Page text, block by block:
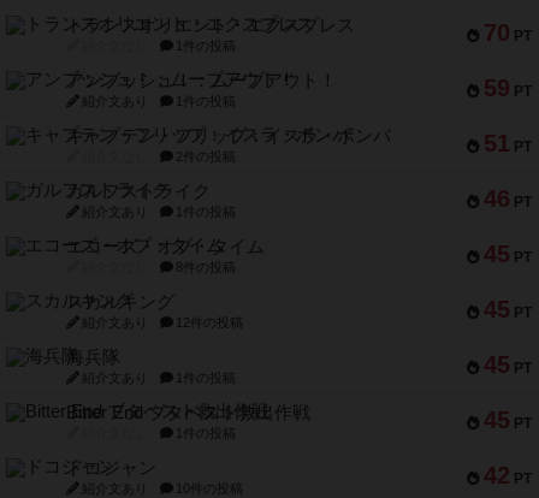
70 PT
トランスオリエント・エクスプレス
1件の投稿
59 PT
アンブッシュ！：ムーブアウト！
紹介文あり 1件の投稿
51 PT
キャプテン・フリップ：イスラ・ボンバ
2件の投稿
46 PT
ガルフストライク
紹介文あり 1件の投稿
45 PT
エコーズ・オブ・タイム
8件の投稿
45 PT
スカルキング
紹介文あり 12件の投稿
45 PT
海兵隊
紹介文あり 1件の投稿
45 PT
Bitter End ブタペスト救出作戦
1件の投稿
42 PT
ドコジャン
紹介文あり 10件の投稿